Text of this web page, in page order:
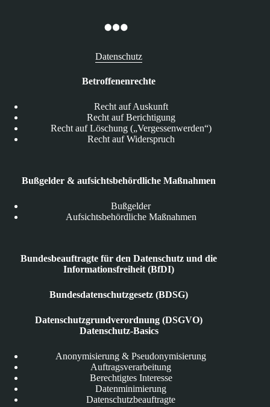
Datenschutz
Betroffenenrechte
Recht auf Auskunft
Recht auf Berichtigung
Recht auf Löschung („Vergessenwerden“)
Recht auf Widerspruch
Bußgelder & aufsichtsbehördliche Maßnahmen
Bußgelder
Aufsichtsbehördliche Maßnahmen
Bundesbeauftragte für den Datenschutz und die
Informationsfreiheit (BfDI)
Bundesdatenschutzgesetz (BDSG)
Datenschutzgrundverordnung (DSGVO)
Datenschutz-Basics
Anonymisierung & Pseudonymisierung
Auftragsverarbeitung
Berechtigtes Interesse
Datenminimierung
Datenschutzbeauftragte